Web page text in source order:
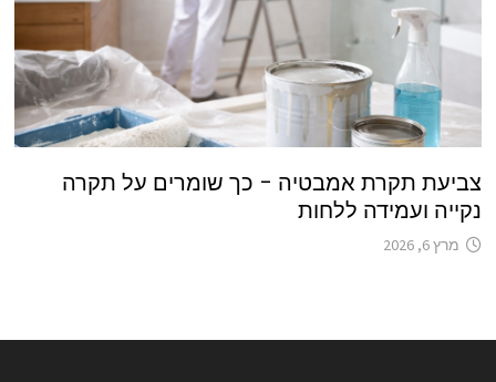
צביעת תקרת אמבטיה – כך שומרים על תקרה
נקייה ועמידה ללחות
מרץ 6, 2026